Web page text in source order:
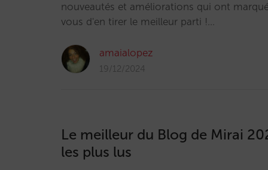
nouveautés et améliorations qui ont
vous d'en tirer le meilleur parti !…
amaialopez
19/12/2024
Le meilleur du Blog de Mirai
les plus lus